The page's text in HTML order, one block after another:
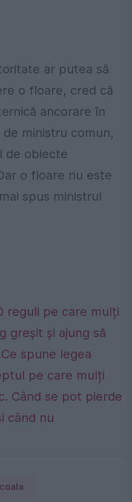
ar putea să
o floare, cred că
ancorare în
ministru comun,
de obiecte
o floare nu este
spus ministrul
reguli pe care mulți
greșit și ajung să
spune legea
pe care mulți
Când se pot pierde
când nu